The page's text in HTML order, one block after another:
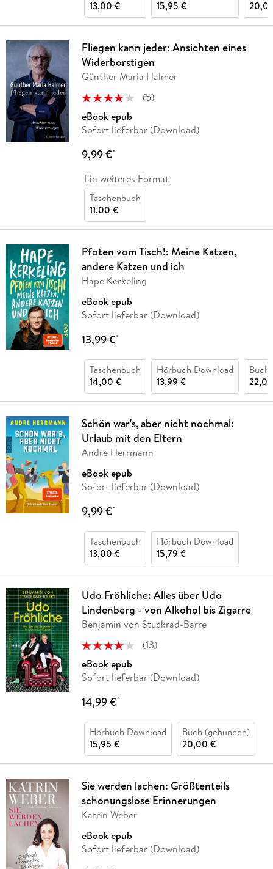
13,00 € 15,95 €
Fliegen kann jeder: Ansichten eines
Widerborstigen
Günther Maria Halmer
(5)
eBook epub
Sofort lieferbar (Download)
9,99 €*
Ein weiteres Format
Taschenbuch
11,00 €
Pfoten vom Tisch!: Meine Katzen,
andere Katzen und ich
Hape Kerkeling
eBook epub
Sofort lieferbar (Download)
13,99 €*
Taschenbuch
14,00 €
Hörbuch Download
13,99 €
Buch
Schön war's, aber nicht nochmal:
Urlaub mit den Eltern
André Herrmann
eBook epub
Sofort lieferbar (Download)
9,99 €*
Taschenbuch
13,00 €
Hörbuch Download
15,79 €
Udo Fröhliche: Alles über Udo
Lindenberg - von Alkohol bis Zigarre
Benjamin von Stuckrad-Barre
(13)
eBook epub
Sofort lieferbar (Download)
14,99 €*
Hörbuch Download
15,95 €
Buch (gebunden)
20,00 €
Sie werden lachen: Größtenteils
schonungslose Erinnerungen
Katrin Weber
eBook epub
Sofort lieferbar (Download)